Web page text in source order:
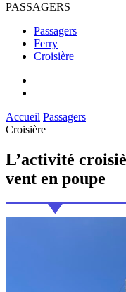
PASSAGERS
Passagers
Ferry
Croisière
Accueil Passagers
Croisière
L’activité
vent en poupe